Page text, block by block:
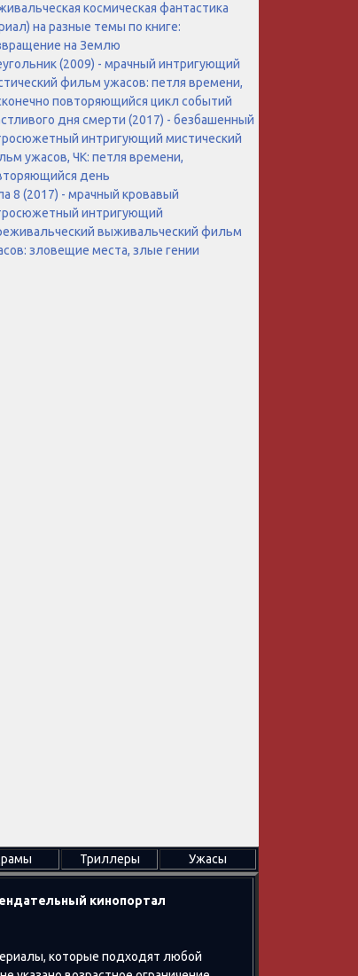
космическая фантастика
на разные темы по книге:
на Землю
(2009) - мрачный интригующий
фильм ужасов: петля времени,
повторяющийся цикл событий
дня смерти (2017) - безбашенный
интригующий мистический
ужасов, ЧК: петля времени,
день
8 (2017) - мрачный кровавый
интригующий
выживальческий фильм
зловещие места, злые гении
Триллеры Ужасы
кинопортал
которые подходят любой